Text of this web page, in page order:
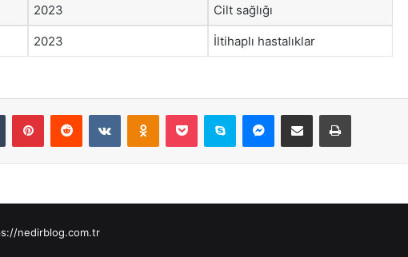
2023 Cilt sağlığı
2023 İltihaplı hastalıklar
Tumblr PinterestReddit VKontakteOdnoklassniki
Pocket Skype Messenger
E-Posta ile paylaş Yazdır
nedirblog.com.tr